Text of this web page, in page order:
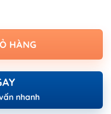
HÀNG
nhanh